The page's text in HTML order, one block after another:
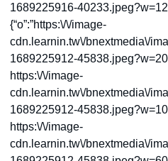
1689225916-
{“o”:”https:\/\/image-
cdn.learnin.tw\/bnextmedia\/
1689225912-
https:\/\/image-
cdn.learnin.tw\/bnextmedia\/
1689225912-
https:\/\/image-
cdn.learnin.tw\/bnextmedia\/